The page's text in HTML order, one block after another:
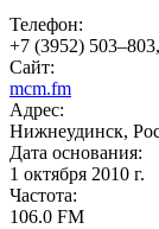
Телефон:
+7 (3952)
Сайт:
mcm.fm
Адрес:
Нижнеудинск,
Дата основания:
1 октября 2010 г.
Частота:
106.0 FM